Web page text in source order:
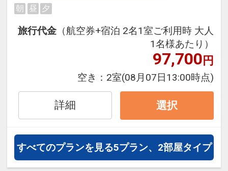
・屋外プール利用OK（4～10月）
2連泊で館内利用券2,000円分付
（お1人様）
3連泊で館内利用券3,000円分付
（お1人様）
4連泊で館内利用券4,000円分付
【お子様特典】
朝 昼 夕
旅行代金 （航空券+宿泊 2名1室ご利用時 大人
1名様あたり）
97,700円
空き： 2室(08月07日13:00時点)
詳細 選択
すべてのプランを見る5プラン、2部屋タイプ